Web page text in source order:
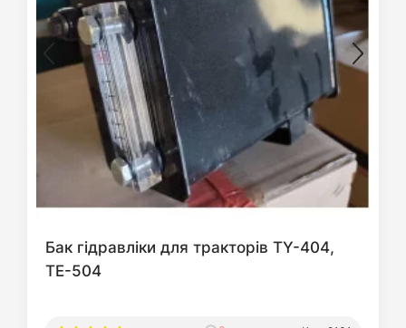
Бак гідравліки для тракторів TY-404,
TE-504